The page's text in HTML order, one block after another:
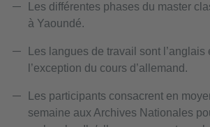
Les différentes phases du master
à Yaoundé.
Les langues de travail sont l’anglais
l’exception du cours d’allemand.
Les participants consacrent en
semaine aux Archives Nationales